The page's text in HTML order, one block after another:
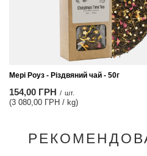
Мері Роуз - Різдвяний чай - 50г
154,00 ГРН / шт.
(3 080,00 ГРН / kg)